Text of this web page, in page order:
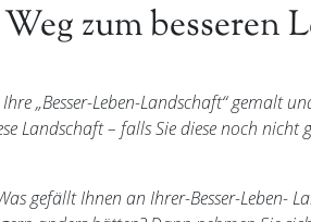
zum besseren
„Besser-Leben-Landschaft“ gemalt
Landschaft – falls Sie diese noch nicht
gefällt Ihnen an Ihrer-Besser-Leben-